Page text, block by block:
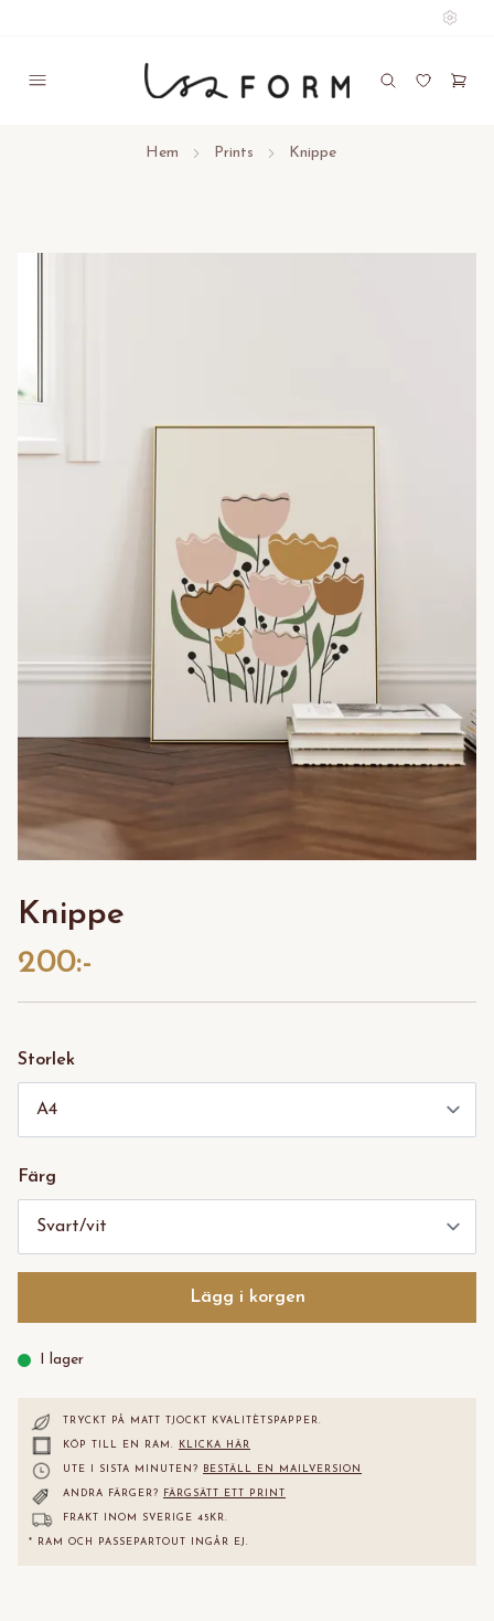
Hem Prints Knippe
Knippe
200:-
Storlek
Färg
Lägg i korgen
I lager
TRYCKT PÅ MATT TJOCKT KVALITÈTS PAPPER.
KÖP TILL EN RAM. KLICKA HÄR
UTE I SISTA MINUTEN? BESTÄLL EN MAILVERSION
ANDRA FÄRGER? FÄRGSÄTT ETT PRINT
FRAKT INOM SVERIGE 45KR.
* RAM OCH PASSEPARTOUT INGÅR EJ.